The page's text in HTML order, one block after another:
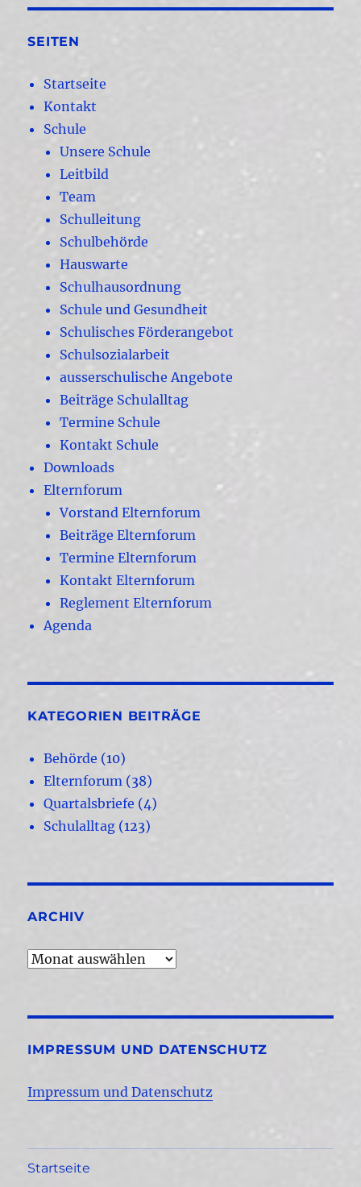
SEITEN
Startseite
Kontakt
Schule
Unsere Schule
Leitbild
Team
Schulleitung
Schulbehörde
Hauswarte
Schulhausordnung
Schule und Gesundheit
Schulisches Förderangebot
Schulsozialarbeit
ausserschulische Angebote
Beiträge Schulalltag
Termine Schule
Kontakt Schule
Downloads
Elternforum
Vorstand Elternforum
Beiträge Elternforum
Termine Elternforum
Kontakt Elternforum
Reglement Elternforum
Agenda
KATEGORIEN BEITRÄGE
Behörde (10)
Elternforum (38)
Quartalsbriefe (4)
Schulalltag (123)
ARCHIV
Archiv
IMPRESSUM UND DATENSCHUTZ
Impressum und Datenschutz
Startseite